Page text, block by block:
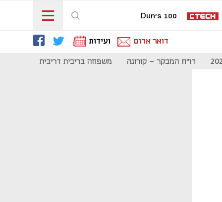
Dun's 100
דואר אדום ועידות
דו"ח המבקר - קורונה משפחה בריבית דריבית